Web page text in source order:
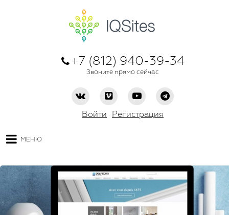
+7 (812) 940-39-34
Звоните прямо сейчас
Войти Регистрация
МЕНЮ